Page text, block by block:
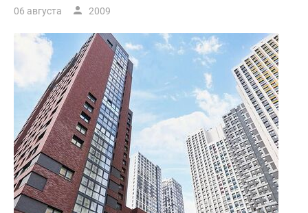
водоема
поселки
ипотеку
Бизнес-
центры
Коттеджи
Скидки
акции
Макс
06 августа 2009